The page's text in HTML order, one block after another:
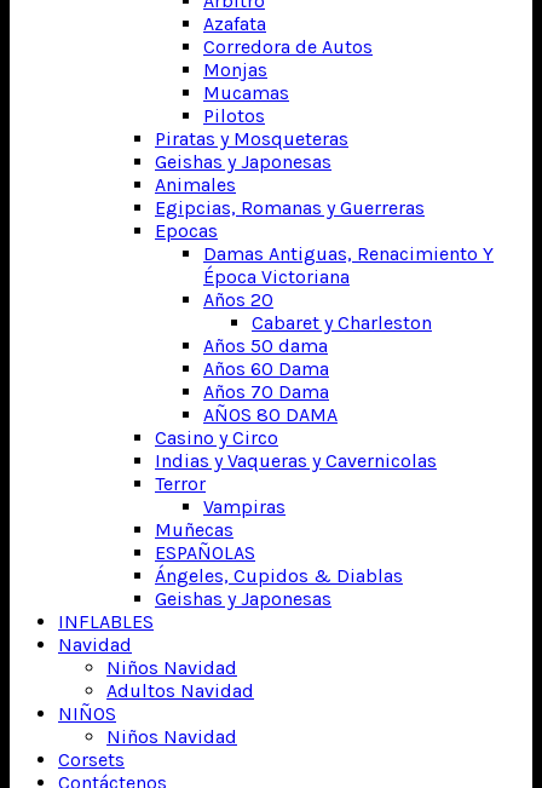
Azafata
Corredora de Autos
Monjas
Mucamas
Pilotos
Piratas y Mosqueteras
Geishas y Japonesas
Animales
Egipcias, Romanas y Guerreras
Epocas
Damas Antiguas, Renacimiento Y
Época Victoriana
Años 20
Cabaret y Charleston
Años 50 dama
Años 60 Dama
Años 70 Dama
AÑOS 80 DAMA
Casino y Circo
Indias y Vaqueras y Cavernicolas
Terror
Vampiras
Muñecas
ESPAÑOLAS
Ángeles, Cupidos & Diablas
Geishas y Japonesas
INFLABLES
Navidad
Niños Navidad
Adultos Navidad
NIÑOS
Niños Navidad
Corsets
Contáctenos